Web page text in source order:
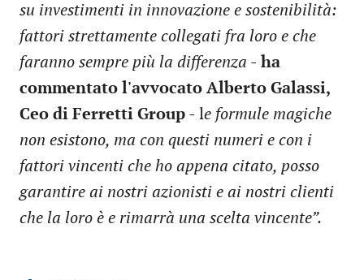
su investimenti in innovazione e sostenibilità:
fattori strettamente collegati fra loro e che
faranno sempre più la differenza - ha
commentato l'avvocato Alberto Galassi,
Ceo di Ferretti Group - le formule magiche
non esistono, ma con questi numeri e con i
fattori vincenti che ho appena citato, posso
garantire ai nostri azionisti e ai nostri clienti
che la loro è e rimarrà una scelta vincente”.